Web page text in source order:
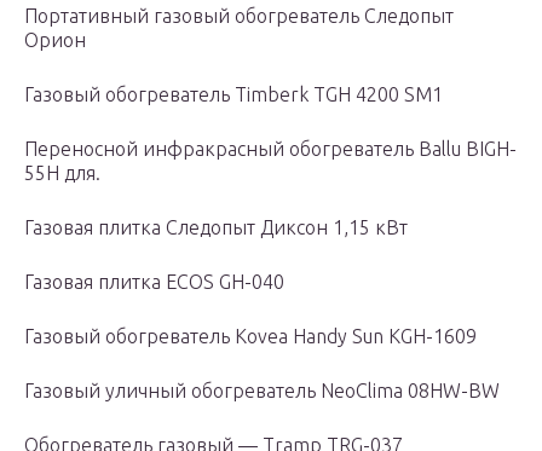
Портативный газовый обогреватель Следопыт
Орион
Газовый обогреватель Timberk TGH 4200 SM1
Переносной инфракрасный обогреватель Ballu BIGH-
55H для.
Газовая плитка Следопыт Диксон 1,15 кВт
Газовая плитка ECOS GH-040
Газовый обогреватель Kovea Handy Sun KGH-1609
Газовый уличный обогреватель NeoClima 08HW-BW
Обогреватель газовый — Tramp TRG-037